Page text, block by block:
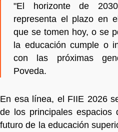
"El horizonte de
representa el plazo en
que se tomen hoy, o se
la educación cumple o
con las próximas
Poveda.
En esa línea, el FIIE 2026
de los principales espacios
futuro de la educación